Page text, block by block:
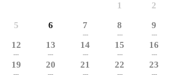
1 2
5 6 7
---
8
---
9
---
12
---
13
---
14
---
15
---
16
---
19
---
20
---
21
---
22
---
23
---